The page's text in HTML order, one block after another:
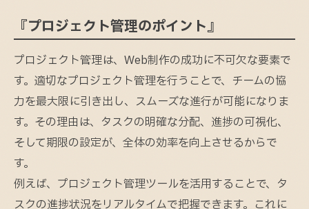
『プロジェクト管理のポイント』
プロジェクト管理は、Web制作の成功に不可欠な要素で
す。適切なプロジェクト管理を行うことで、チームの協
力を最大限に引き出し、スムーズな進行が可能になりま
す。その理由は、タスクの明確な分配、進捗の可視化、
そして期限の設定が、全体の効率を向上させるからで
す。
例えば、プロジェクト管理ツールを活用することで、タ
スクの進捗状況をリアルタイムで把握できます。これに